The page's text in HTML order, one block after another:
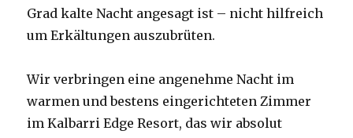
Grad kalte Nacht angesagt ist – nicht hilfreich
um Erkältungen auszubrüten.
Wir verbringen eine angenehme Nacht im
warmen und bestens eingerichteten Zimmer
im Kalbarri Edge Resort, das wir absolut